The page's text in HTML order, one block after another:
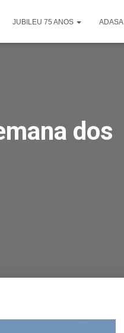
JUBILEU 75 ANOS ADASA
dos